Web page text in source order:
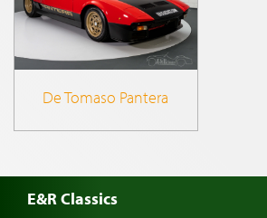
De Tomaso Pantera
E&R Classics